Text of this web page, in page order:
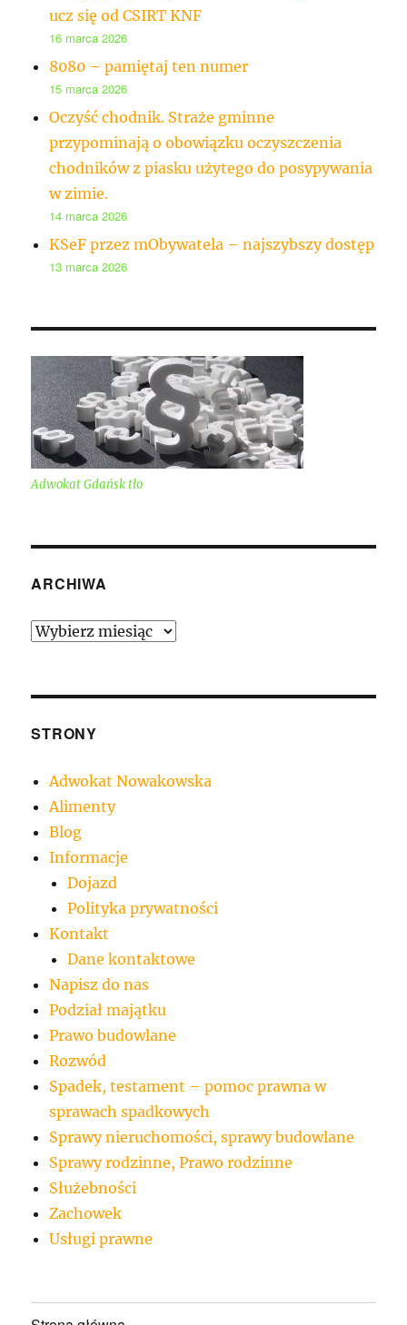
ucz się od CSIRT KNF
16 marca 2026
8080 – pamiętaj ten numer
15 marca 2026
Oczyść chodnik. Straże gminne
przypominają o obowiązku oczyszczenia
chodników z piasku użytego do posypywania
w zimie.
14 marca 2026
KSeF przez mObywatela – najszybszy dostęp
13 marca 2026
Adwokat Gdańsk tło
ARCHIWA
Archiwa
STRONY
Adwokat Nowakowska
Alimenty
Blog
Informacje
Dojazd
Polityka prywatności
Kontakt
Dane kontaktowe
Napisz do nas
Podział majątku
Prawo budowlane
Rozwód
Spadek, testament – pomoc prawna w
sprawach spadkowych
Sprawy nieruchomości, sprawy budowlane
Sprawy rodzinne, Prawo rodzinne
Służebności
Zachowek
Usługi prawne